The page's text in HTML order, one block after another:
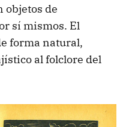
objetos de
sí mismos. El
forma natural,
al folclore del